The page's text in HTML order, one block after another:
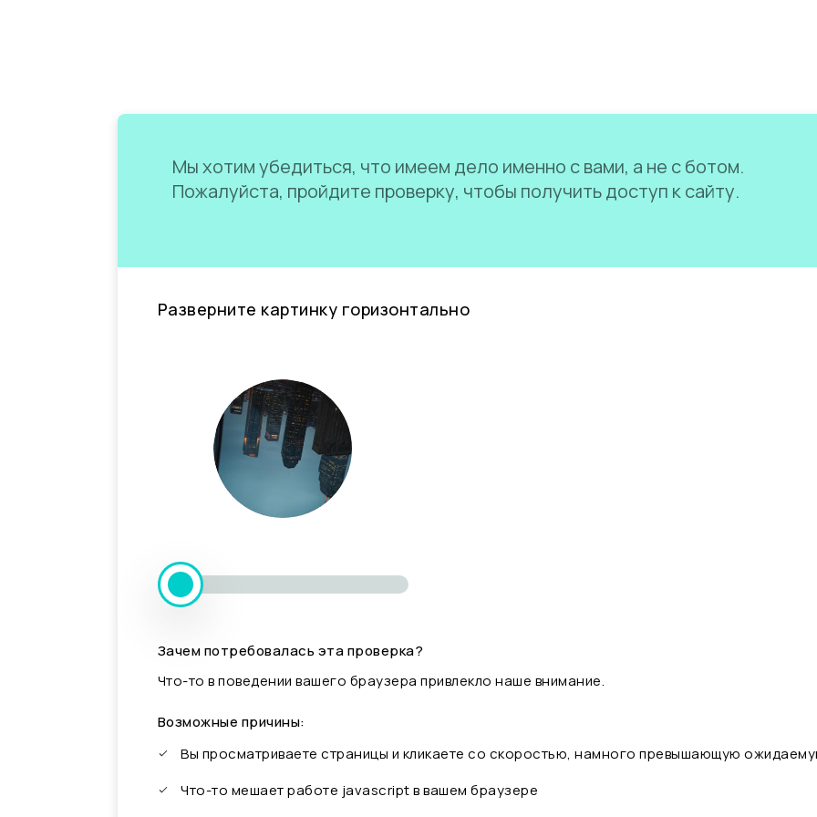
Мы хотим убедиться, что имеем дело именно с вами, а не с ботом.
Пожалуйста, пройдите проверку, чтобы получить доступ к сайту.
Разверните картинку горизонтально
Зачем потребовалась эта проверка?
Что-то в поведении вашего браузера привлекло наше внимание.
Возможные причины:
Вы просматриваете страницы и кликаете со скоростью, намного превышающую
Что-то мешает работе javascript в вашем браузере